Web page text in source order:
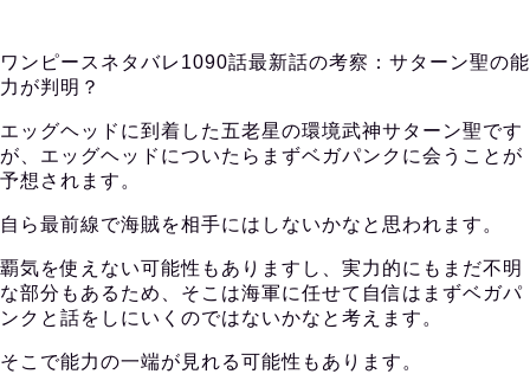
ワンピースネタバレ1090話最新話の考察：サターン聖の能
力が判明？
エッグヘッドに到着した五老星の環境武神サターン聖です
が、エッグヘッドについたらまずベガパンクに会うことが
予想されます。
自ら最前線で海賊を相手にはしないかなと思われます。
覇気を使えない可能性もありますし、実力的にもまだ不明
な部分もあるため、そこは海軍に任せて自信はまずベガパ
ンクと話をしにいくのではないかなと考えます。
そこで能力の一端が見れる可能性もあります。